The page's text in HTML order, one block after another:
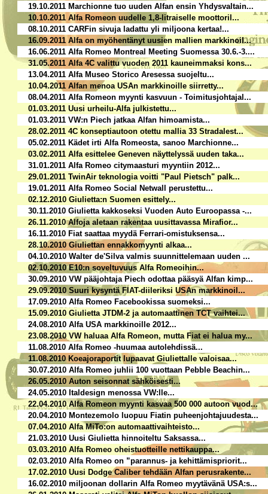
19.10.2011 Marchionne tuo uuden Alfan ensin Yhdysvaltain...
10.10.2011 Alfa Romeon uudelle 1,8-litraiselle moottoril...
08.10.2011 CARFin sivuja ladattu yli miljoona kertaa!...
16.09.2011 Alfa on myöhentänyt uusien mallien markkinoil...
16.06.2011 Alfa Romeo Montreal Meeting Suomessa 30.6.-3....
31.05.2011 Alfa 4C valittu vuoden 2011 kauneimmaksi kons...
13.04.2011 Alfa Museo Storico Aresessa suojeltu...
10.04.2011 Alfan menoa USAn markkinoille siirretty...
08.04.2011 Alfa Romeon myynti kasvuun - Toimitusjohtajal...
01.03.2011 Uusi urheilu-Alfa julkistettu...
01.03.2011 VW:n Piech jatkaa Alfan himoamista...
28.02.2011 4C konseptiautoon otettu mallia 33 Stradalest...
05.02.2011 Kädet irti Alfa Romeosta, sanoo Marchionne...
03.02.2011 Alfa esittelee Geneven näyttelyssä uuden taka...
31.01.2011 Alfa Romeo citymaasturi myyntiin 2012...
29.01.2011 TwinAir teknologia voitti "Paul Pietsch" palk...
19.01.2011 Alfa Romeo Social Netwall perustettu...
02.12.2010 Giulietta:n Suomen esittely...
30.11.2010 Giulietta kakkoseksi Vuoden Auto Euroopassa -...
26.11.2010 Alfoja aletaan rakentaa uusittavassa Mirafior...
16.11.2010 Fiat saattaa myydä Ferrari-omistuksensa...
28.10.2010 Giuliettan ennakkomyynti alkaa...
04.10.2010 Walter de'Silva valmis suunnittelemaan uuden ...
02.10.2010 E10:n soveltuvuus Alfa Romeoihin...
30.09.2010 VW pääjohtaja Piech odottaa pääsyä Alfan kimp...
29.09.2010 Suuri kysyntä FIAT-diileriksi USAn markkinoil...
17.09.2010 Alfa Romeo Facebookissa suomeksi...
15.09.2010 Giulietta JTDM-2 ja automaattinen TCT vaihtei...
24.08.2010 Alfa USA markkinoille 2012...
23.08.2010 VW haluaa Alfa Romeon, mutta Fiat ei halua my...
11.08.2010 Alfa Romeo -huumaa autolehdissä...
11.08.2010 Koeajoraportit lupaavat Giuliettalle valoisaa...
30.07.2010 Alfa Romeo juhlii 100 vuottaan Pebble Beachin...
26.05.2010 Auton seisonnat sähköisesti...
24.05.2010 Italdesign menossa VW:lle...
22.04.2010 Alfa Romeon myynti kasvaa 500 000 autoon vuod...
20.04.2010 Montezemolo luopuu Fiatin puheenjohtajuudesta...
07.04.2010 Alfa MiTo:on automaattivaihteisto...
21.03.2010 Uusi Giulietta hinnoiteltu Saksassa...
03.03.2010 Alfa Romeo oheistuotteille nettikauppa...
02.03.2010 Alfa Romeo on ”parannus- ja kehittämispriorit...
17.02.2010 Uusi Dodge Caliber tehdään Alfan perusrakente...
16.02.2010 miljoonan dollarin Alfa Romeo myytävänä USA:s...